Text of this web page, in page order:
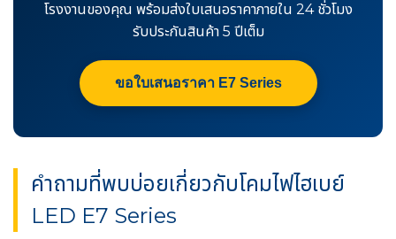
โรงงานของคุณ พร้อมส่งใบเสนอราคาภายใน 24 ชั่วโมง
รับประกันสินค้า 5 ปีเต็ม
ขอใบเสนอราคา E7 Series
คำถามที่พบบ่อยเกี่ยวกับโคมไฟไฮเบย์
LED E7 Series